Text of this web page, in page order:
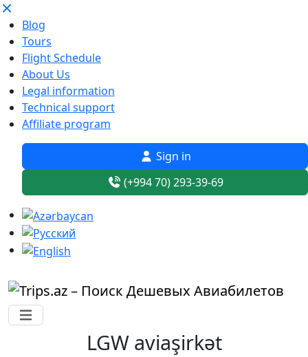
Blog
Tours
Flight Schedule
About Us
Legal information
Technical support
Affiliate program
Sign in
(+994 70) 293-39-69
LGW aviaşirkət